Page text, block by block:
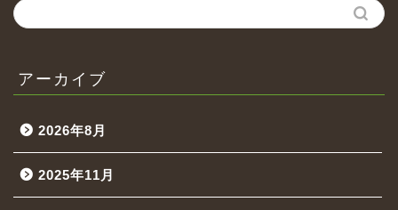
アーカイブ
2026年8月
2025年11月